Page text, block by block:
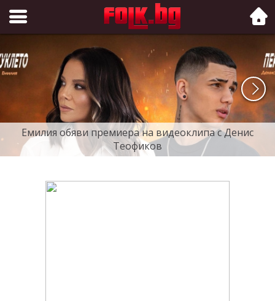
Folk.bg
Емилия обяви премиера на видеоклипа с Денис
Теофиков